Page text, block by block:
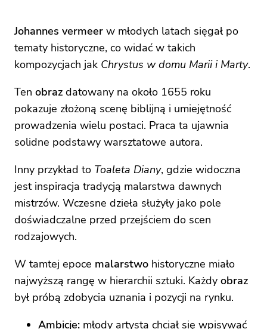
Johannes vermeer w młodych latach sięgał po
tematy historyczne, co widać w takich
kompozycjach jak Chrystus w domu Marii i Marty.
Ten obraz datowany na około 1655 roku
pokazuje złożoną scenę biblijną i umiejętność
prowadzenia wielu postaci. Praca ta ujawnia
solidne podstawy warsztatowe autora.
Inny przykład to Toaleta Diany, gdzie widoczna
jest inspiracja tradycją malarstwa dawnych
mistrzów. Wczesne dzieła służyły jako pole
doświadczalne przed przejściem do scen
rodzajowych.
W tamtej epoce malarstwo historyczne miało
najwyższą rangę w hierarchii sztuki. Każdy obraz
był próbą zdobycia uznania i pozycji na rynku.
Ambicje: młody artysta chciał się wpisywać